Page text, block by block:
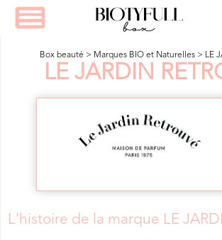
Box beauté > Marques BIO et Naturelles > LE
LE JARDIN
L'histoire de la marque LE